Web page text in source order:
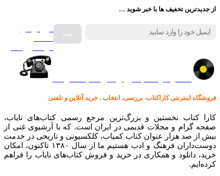
از جدیدترین تخفیف ها با خبر شوید …
فروش انواع
فروشگاه اینترنتی کاراکتاب، بررسی، انتخاب ، خرید آنلاین و تلفنی
کارا کتاب نخستین و بزرگ‌ترین مرجع رسمی کتاب‌های نایاب،
صفحه گرام و مجلات قدیمی در ایران است. که با آرشیوی غنی از
بیش از صد هزار عنوان کتاب کمیاب، کلکسیونی و تاریخی در خدمت
دوست‌داران فرهنگ و ادب هستیم ما از سال ۱۳۸۰ تاکنون، امکان
خرید، دانلود و همکاری در خرید و فروش کتاب‌های نایاب را فراهم
کرده‌ایم.